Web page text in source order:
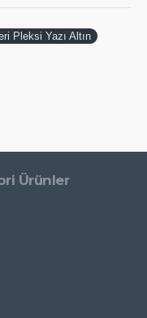
Pleksi Yazı Altın
Ürünler